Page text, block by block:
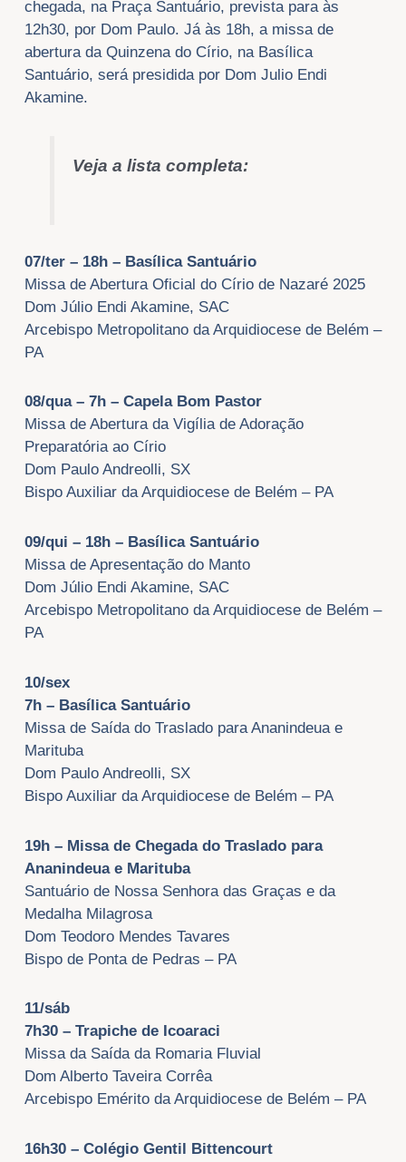
chegada, na Praça Santuário, prevista para às
12h30, por Dom Paulo. Já às 18h, a missa de
abertura da Quinzena do Círio, na Basílica
Santuário, será presidida por Dom Julio Endi
Akamine.
Veja a lista completa:
07/ter – 18h – Basílica Santuário
Missa de Abertura Oficial do Círio de Nazaré 2025
Dom Júlio Endi Akamine, SAC
Arcebispo Metropolitano da Arquidiocese de Belém –
PA
08/qua – 7h – Capela Bom Pastor
Missa de Abertura da Vigília de Adoração
Preparatória ao Círio
Dom Paulo Andreolli, SX
Bispo Auxiliar da Arquidiocese de Belém – PA
09/qui – 18h – Basílica Santuário
Missa de Apresentação do Manto
Dom Júlio Endi Akamine, SAC
Arcebispo Metropolitano da Arquidiocese de Belém –
PA
10/sex
7h – Basílica Santuário
Missa de Saída do Traslado para Ananindeua e
Marituba
Dom Paulo Andreolli, SX
Bispo Auxiliar da Arquidiocese de Belém – PA
19h – Missa de Chegada do Traslado para
Ananindeua e Marituba
Santuário de Nossa Senhora das Graças e da
Medalha Milagrosa
Dom Teodoro Mendes Tavares
Bispo de Ponta de Pedras – PA
11/sáb
7h30 – Trapiche de Icoaraci
Missa da Saída da Romaria Fluvial
Dom Alberto Taveira Corrêa
Arcebispo Emérito da Arquidiocese de Belém – PA
16h30 – Colégio Gentil Bittencourt